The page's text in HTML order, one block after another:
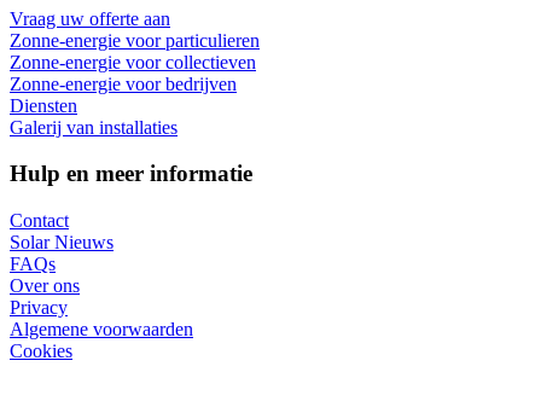
Vraag uw offerte aan
Zonne-energie voor particulieren
Zonne-energie voor collectieven
Zonne-energie voor bedrijven
Diensten
Galerij van installaties
Hulp en meer informatie
Contact
Solar Nieuws
FAQs
Over ons
Privacy
Algemene voorwaarden
Cookies